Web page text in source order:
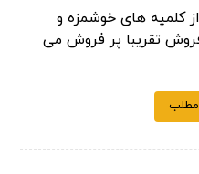
کلمپه های خوشمزه و
تقریبا پر فروش می
مطلب